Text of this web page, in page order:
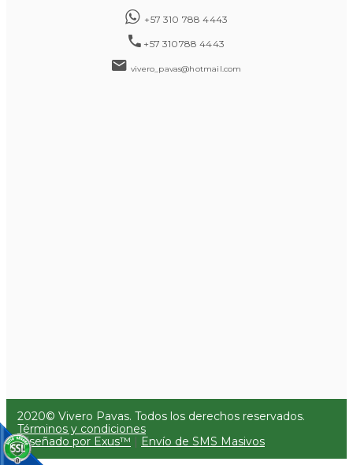
+57 310 788 4443
+57 310788 4443
vivero_pavas@hotmail.com
2020© Vivero Pavas. Todos los derechos reservados.
Términos y condiciones
Diseñado por Exus™ | Envío de SMS Masivos